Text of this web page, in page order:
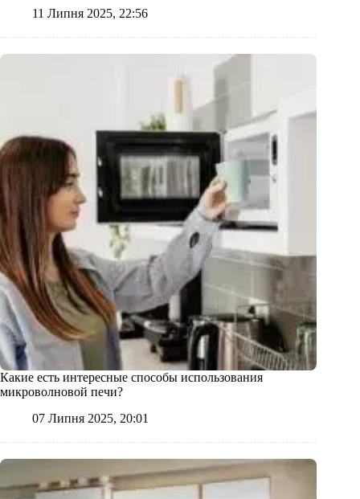
11 Липня 2025, 22:56
Какие есть интересные способы использования
микроволновой печи?
07 Липня 2025, 20:01